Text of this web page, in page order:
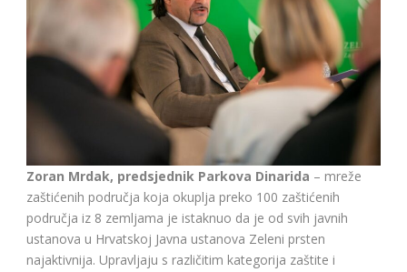
Zoran Mrdak, predsjednik Parkova Dinarida – mreže
zaštićenih područja koja okuplja preko 100 zaštićenih
područja iz 8 zemljama je istaknuo da je od svih javnih
ustanova u Hrvatskoj Javna ustanova Zeleni prsten
najaktivnija. Upravljaju s različitim kategorija zaštite i